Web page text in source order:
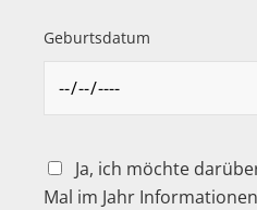
Geburtsdatum
Ja, ich möchte
Mal im Jahr